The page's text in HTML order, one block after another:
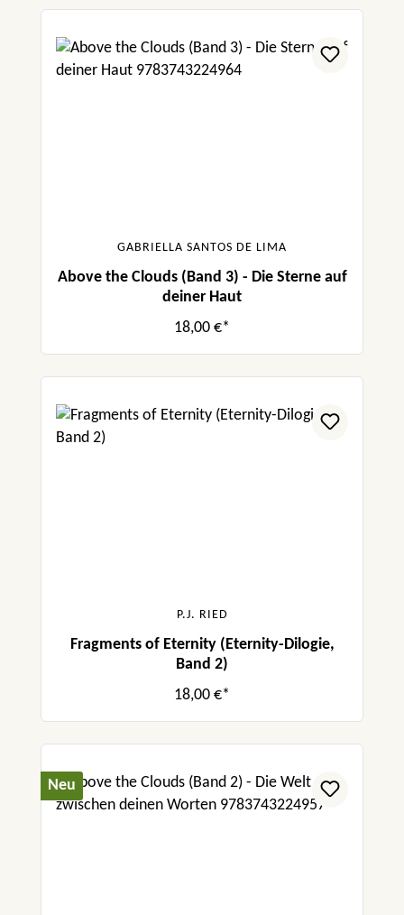
GABRIELLA SANTOS DE LIMA
Above the Clouds (Band 3) - Die Sterne auf
deiner Haut
18,00 €*
P.J. RIED
Fragments of Eternity (Eternity-Dilogie,
Band 2)
18,00 €*
Neu